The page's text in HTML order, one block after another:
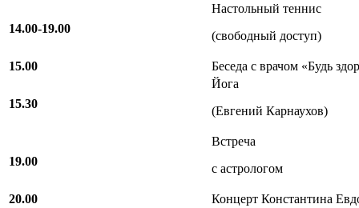
14.00-19.00
Настольный теннис
(свободный доступ)
15.00 Беседа с врачом «Будь
15.30
Йога
(Евгений Карнаухов)
19.00
Встреча
с астрологом
20.00 Концерт Константина